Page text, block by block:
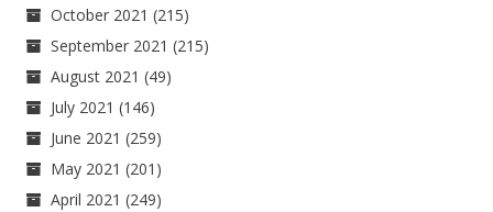
October 2021 (215)
September 2021 (215)
August 2021 (49)
July 2021 (146)
June 2021 (259)
May 2021 (201)
April 2021 (249)